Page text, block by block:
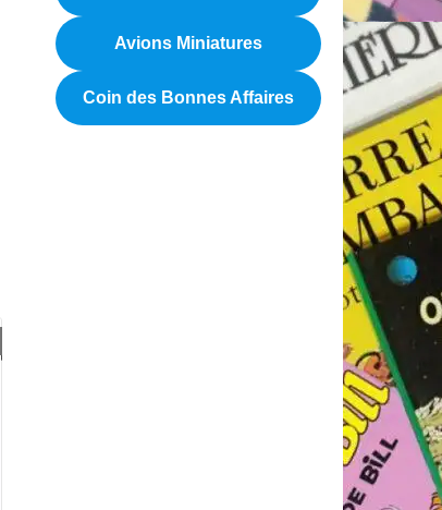
Avions Miniatures
Coin des Bonnes Affaires